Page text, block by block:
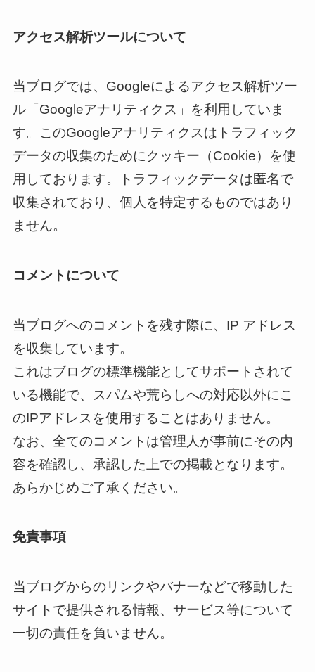
アクセス解析ツールについて
当ブログでは、Googleによるアクセス解析ツー
ル「Googleアナリティクス」を利用していま
す。このGoogleアナリティクスはトラフィック
データの収集のためにクッキー（Cookie）を使
用しております。トラフィックデータは匿名で
収集されており、個人を特定するものではあり
ません。
コメントについて
当ブログへのコメントを残す際に、IP アドレス
を収集しています。
これはブログの標準機能としてサポートされて
いる機能で、スパムや荒らしへの対応以外にこ
のIPアドレスを使用することはありません。
なお、全てのコメントは管理人が事前にその内
容を確認し、承認した上での掲載となります。
あらかじめご了承ください。
免責事項
当ブログからのリンクやバナーなどで移動した
サイトで提供される情報、サービス等について
一切の責任を負いません。